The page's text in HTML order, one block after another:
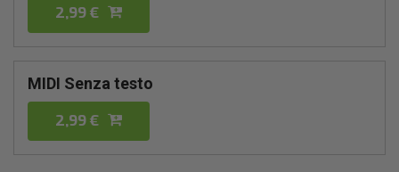
2,99 €
MIDI Senza testo
2,99 €